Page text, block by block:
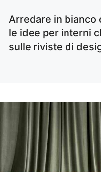
Arredare in bianco
le idee per interni
sulle riviste di